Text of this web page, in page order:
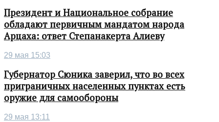
Президент и Национальное собрание
обладают первичным мандатом народа
Арцаха: ответ Степанакерта Алиеву
29 мая 15:03
Губернатор Сюника заверил, что во всех
приграничных населенных пунктах есть
оружие для самообороны
29 мая 13:11